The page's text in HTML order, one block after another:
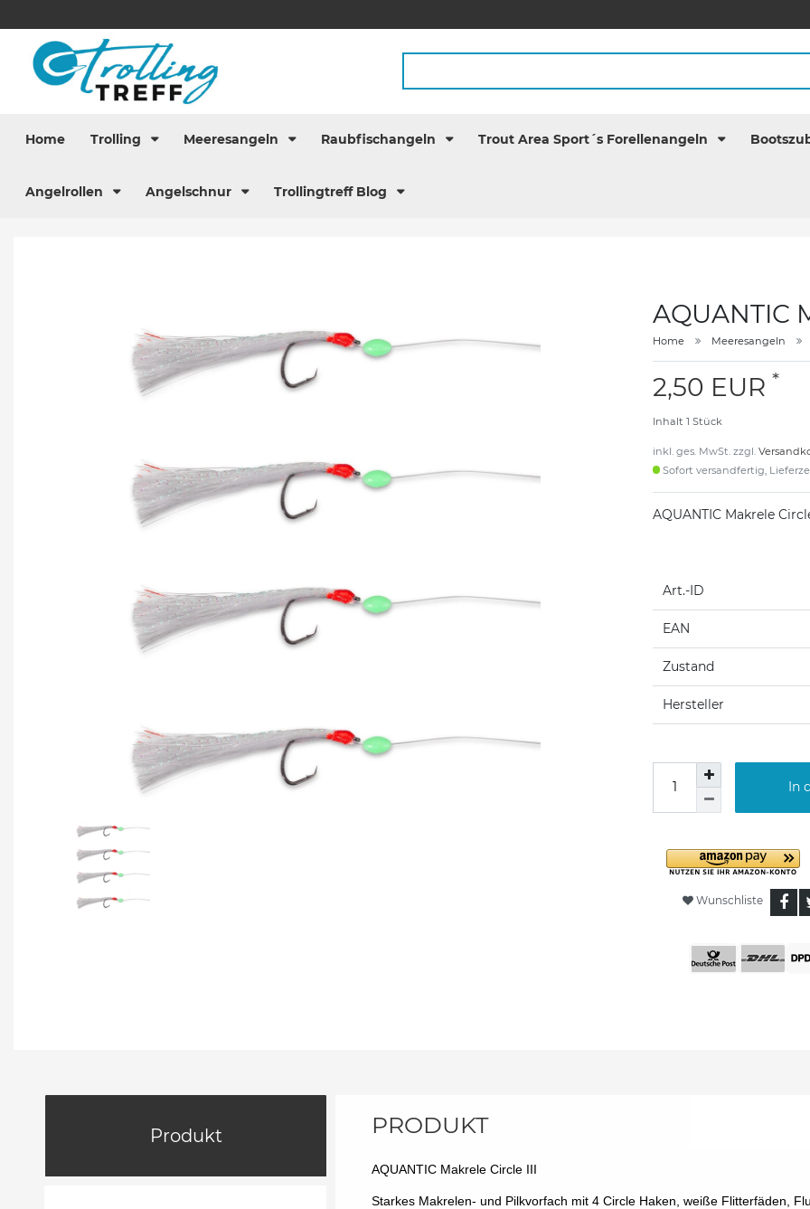
Home Trolling Meeresangeln Raubfischangeln Trout Area Sport´s Forellenangeln
Angelrollen Angelschnur Trollingtreff Blog
AQUANTIC
Home Meeresangeln
2,50 EUR *
Inhalt 1 Stück
inkl. ges. MwSt. zzgl.
Sofort versandfertig,
AQUANTIC Makrele
Art.-ID
EAN
Zustand
Hersteller
In
Wunschliste
Produkt PRODUKT
AQUANTIC Makrele Circle III
Starkes Makrelen- und Pilkvorfach mit 4 Circle Haken, weiße Flitterfäden,